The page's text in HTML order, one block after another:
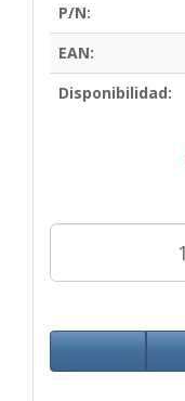
P/N:
EAN:
Disponibilidad: